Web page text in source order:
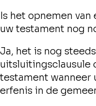
Is het opnemen
uw testament nog
Ja, het is nog
uitsluitingsclausule
testament wanneer
erfenis in de